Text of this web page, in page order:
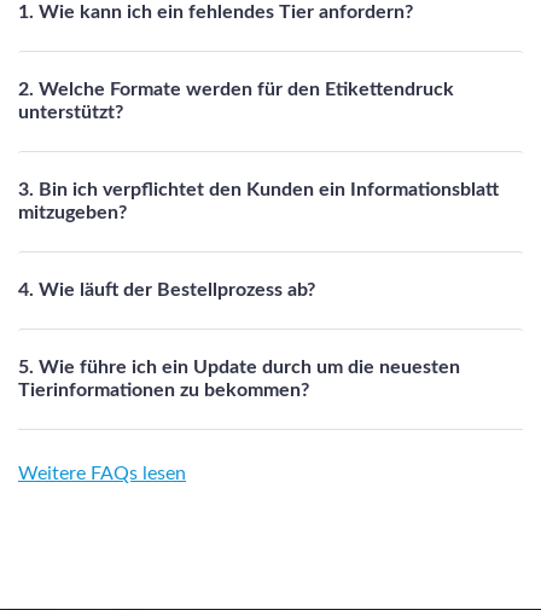
1. Wie kann ich ein fehlendes Tier anfordern?
2. Welche Formate werden für den Etikettendruck
unterstützt?
3. Bin ich verpflichtet den Kunden ein Informationsblatt
mitzugeben?
4. Wie läuft der Bestellprozess ab?
5. Wie führe ich ein Update durch um die neuesten
Tierinformationen zu bekommen?
Weitere FAQs lesen